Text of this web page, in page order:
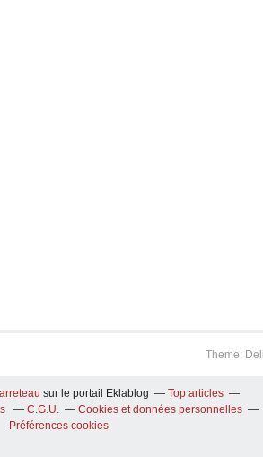
Theme:
sur le portail Eklablog
Top articles
C.G.U.
Cookies et données personnelles
Préférences cookies